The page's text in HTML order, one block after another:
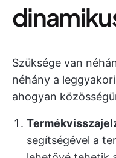
Szüksége van
néhány a
ahogyan
segítségével a